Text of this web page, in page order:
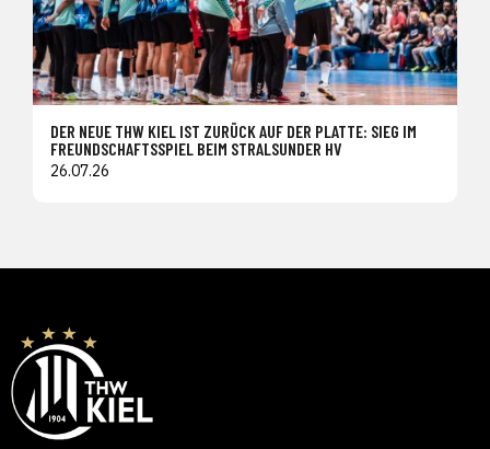
DER NEUE THW KIEL IST ZURÜCK AUF DER PLATTE: SIEG IM
FREUNDSCHAFTSSPIEL BEIM STRALSUNDER HV
26.07.26